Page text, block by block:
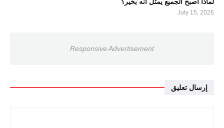
لماذا أصبح الجميع يمثل أنه بخير؟
July 15, 2026
Responsive Advertisement
إرسال تعليق